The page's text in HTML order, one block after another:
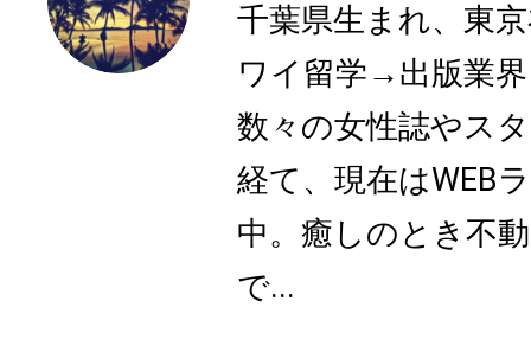
千葉県生まれ、東
ワイ留学→出版業
数々の女性誌やス
経て、現在はWEB
中。癒しのとき不
で...